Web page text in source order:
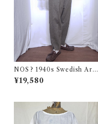
NOS ? 1940s Swedish Arm
y Wool Pants / デッドストッ
ク？ユーロ ミリタリー スウェ
¥19,580